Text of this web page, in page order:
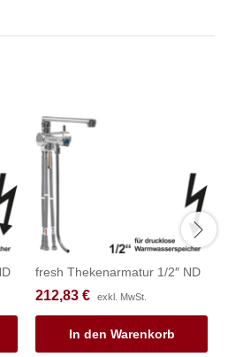
fresh Thekenarmatur 1/2″ ND
212,83 € exkl. MwSt.
In den Warenkorb